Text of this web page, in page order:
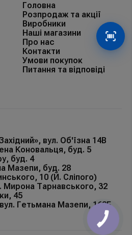
Головна
Розпродаж та акції
Виробники
Наші магазини
Про нас
Контакти
Умови покупок
Питання та відповіді
вул. Об'їзна 14В
Коновальця, буд. 5
буд. 4
Мазепи, буд. 28
10 (Й. Сліпого)
Мирона Тарнавського, 32
45
Гетьмана Мазепи, 168Б
КНОПКА
ЗВ'ЯЗКУ